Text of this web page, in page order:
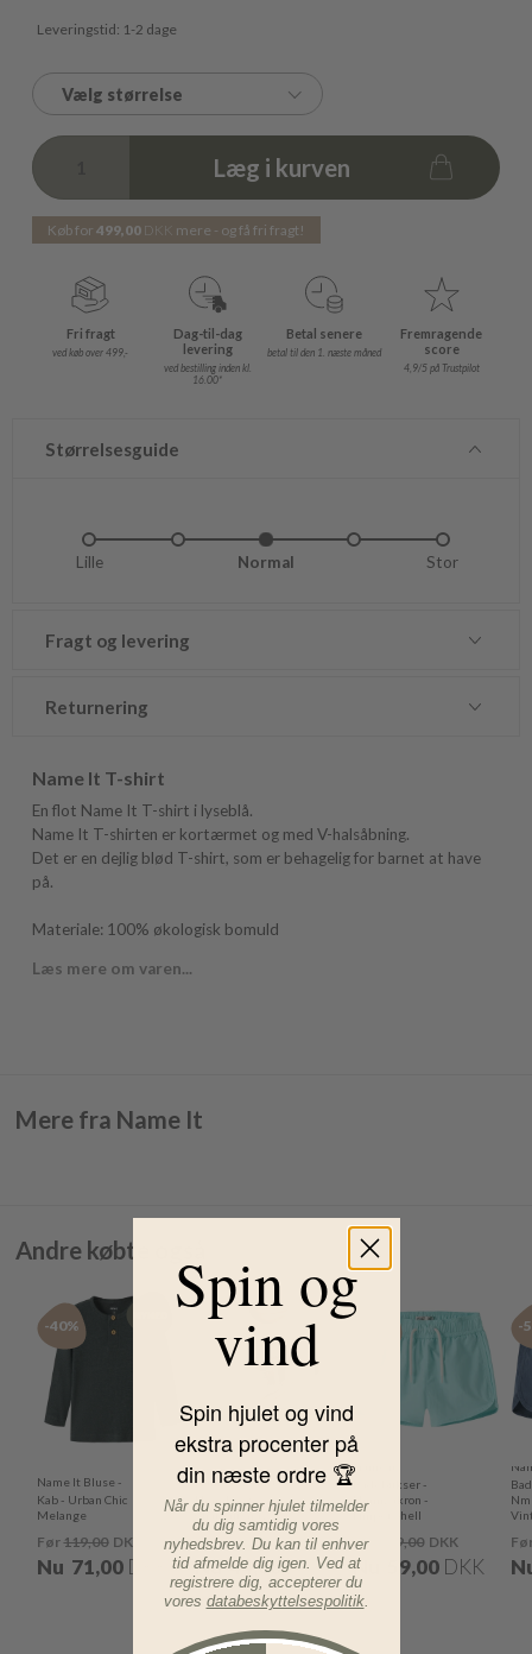
Leveringstid: 1-2 dage
Vælg størrelse
Læg i kurven
Køb for499,00 DKK mere - og få fri fragt!
Fri fragt
ved køb over 499,-
Dag-til-dag
levering
ved bestilling inden kl.
16.00*
Betal senere
betal til den 1. næste måned
Fremragende
score
4,9/5 på Trustpilot
Størrelsesguide
Lille Normal Stor
Fragt og levering
Returnering
Name It T-shirt
En flot Name It T-shirt i lyseblå.
Name It T-shirten er kortærmet og med V-halsåbning.
Det er en dejlig blød T-shirt, som er behagelig for barnet at have
på.
Materiale: 100% økologisk bomuld
Læs mere om varen...
Mere fra Name It
Andre købte også
-40%
Name It Bluse -
Kab - Urban Chic
Melange
Før 119,00DKK
Nu 71,00 DKK
-51%
Name It T-shirt -
NmmFopz -
Chateau Gray
Før89,00DKK
Nu44,00DKK
Name It
Badebukser -
NmmZakron -
Limpet Shell
Før 119,00 DKK
Nu 59,00 DKK
-
Spin og
vind
Spin hjulet og vind
ekstra procenter på
din næste ordre 🏆
Når du spinner hjulet tilmelder
du dig samtidig vores
nyhedsbrev. Du kan til enhver
tid afmelde dig igen. Ved at
registrere dig, accepterer du
vores databeskyttelsespolitik.